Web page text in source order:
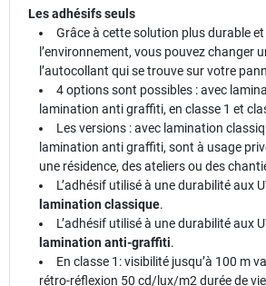
Les adhésifs seuls
Grâce à cette solution plus durable
l’environnement, vous pouvez changer
l’autocollant qui se trouve sur votre
4 options sont possibles : avec
lamination anti graffiti, en classe 1 et
Les versions : avec lamination
lamination anti graffiti, sont à usage
une résidence, des ateliers ou des
L’adhésif utilisé à une durabilité aux
lamination classique.
L’adhésif utilisé à une durabilité aux
lamination anti-graffiti.
En classe 1: visibilité jusqu’à 100 m
rétro-réflexion 50 cd/lux/m2 durée de